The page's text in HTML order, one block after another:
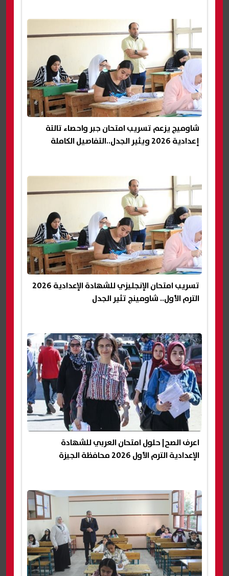
شاوميج يزعم تسريب امتحان جبر واحصاء تالتة
إعدادية 2026 ويثير الجدل..التفاصيل الكاملة
تسريب امتحان الإنجليزي للشهادة الإعدادية 2026
الترم الأول.. شاومينج تثير الجدل
اعرف الصح| حلول امتحان العربي للشهادة
الإعدادية الترم الأول 2026 محافظة الجيزة